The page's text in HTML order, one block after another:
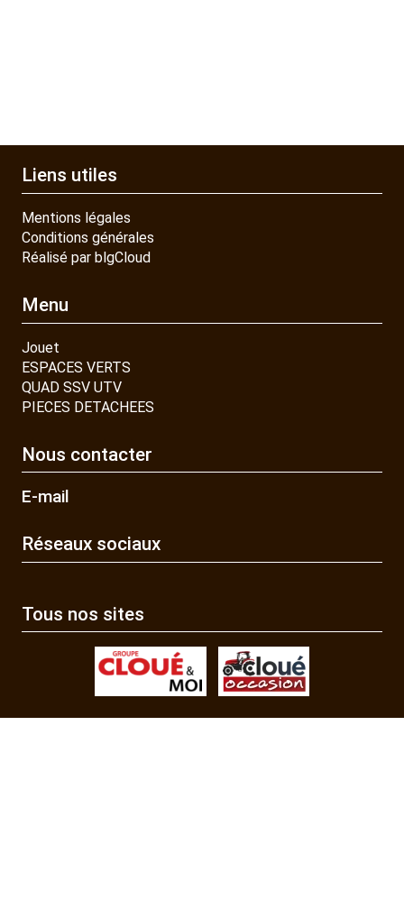
Liens utiles
Mentions légales
Conditions générales
Réalisé par blgCloud
Menu
Jouet
ESPACES VERTS
QUAD SSV UTV
PIECES DETACHEES
Nous contacter
E-mail
Réseaux sociaux
Tous nos sites